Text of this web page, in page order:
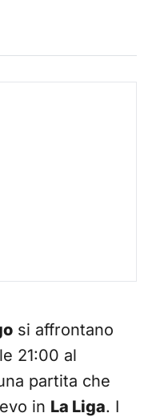
si affrontano
21:00 al
partita che
in La Liga. I